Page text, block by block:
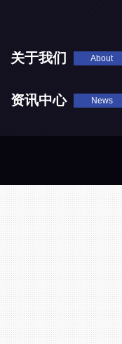
关于我们 About
资讯中心 News